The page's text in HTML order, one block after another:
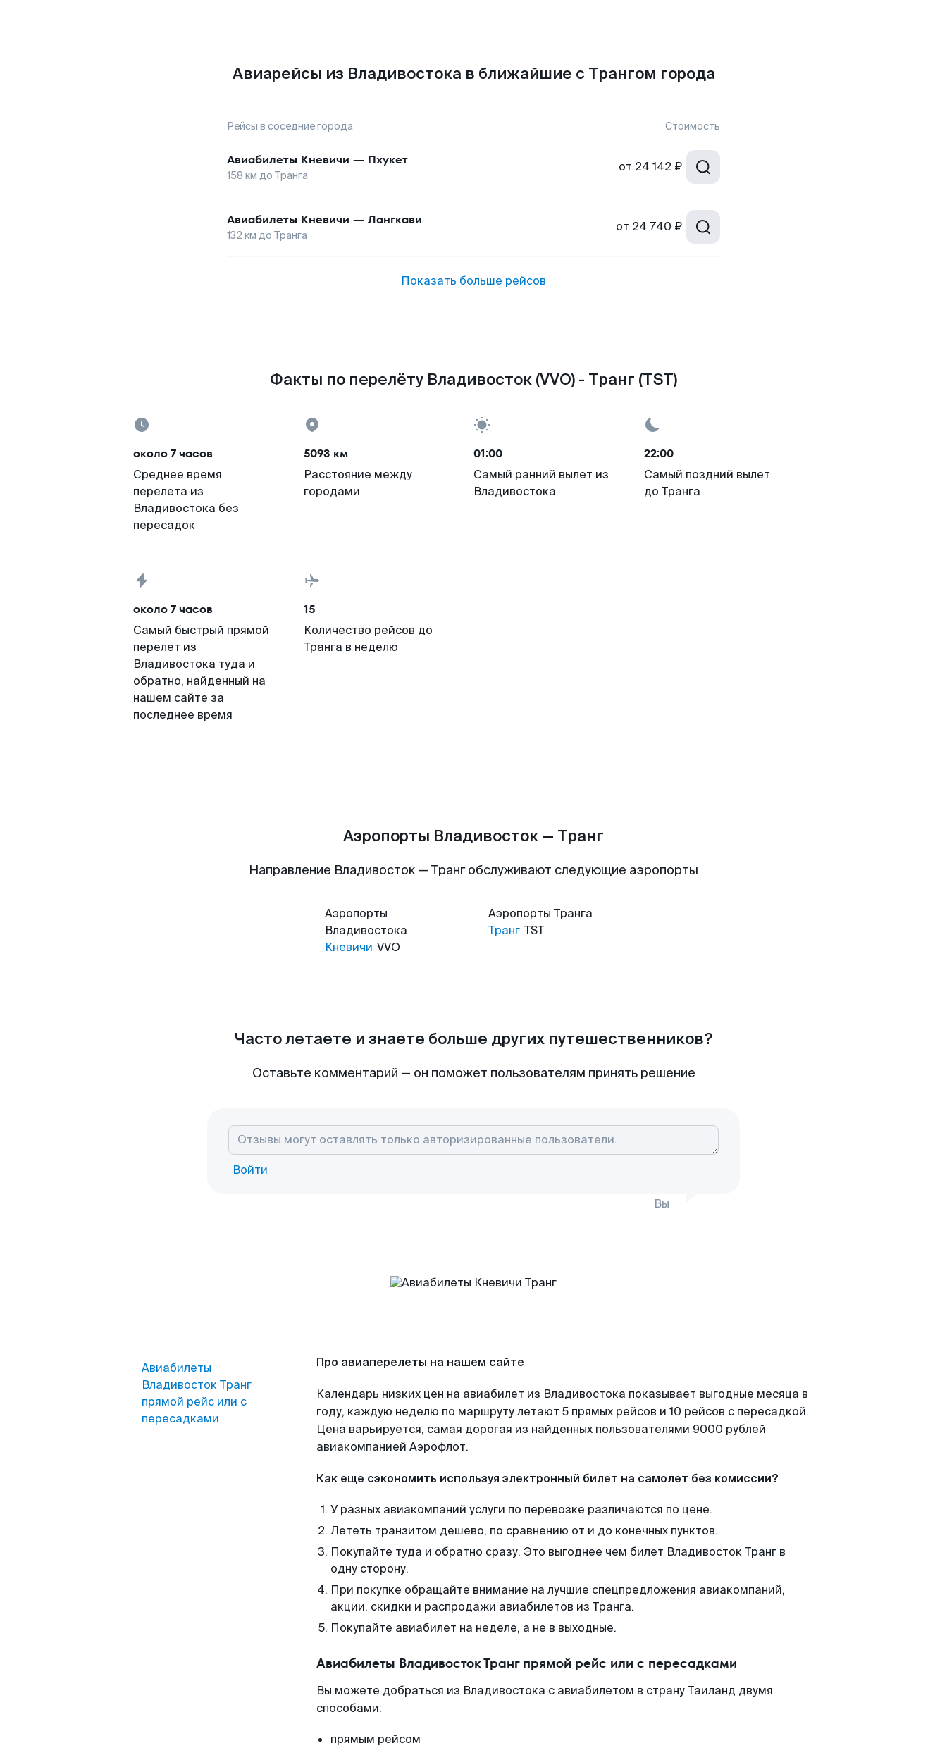
Авиарейсы из Владивостока в ближайшие с Трангом города
Рейсы в соседние города Стоимость
Авиабилеты Кневичи — Пхукет
158 км до Транга
от 24 142 ₽
Авиабилеты Кневичи — Лангкави
132 км до Транга
от 24 740 ₽
Показать больше рейсов
Факты по перелёту Владивосток (VVO) - Транг (TST)
около 7 часов
Среднее время
перелета из
Владивостока без
пересадок
5093 км
Расстояние между
городами
01:00
Самый ранний вылет из
Владивостока
22:00
Самый поздний вылет
до Транга
около 7 часов
Самый быстрый прямой
перелет из
Владивостока туда и
обратно, найденный на
нашем сайте за
последнее время
15
Количество рейсов до
Транга в неделю
Аэропорты Владивосток — Транг
Направление Владивосток — Транг обслуживают следующие аэропорты
Аэропорты
Владивостока
Кневичи VVO
Аэропорты Транга
Транг TST
Часто летаете и знаете больше других путешественников?
Оставьте комментарий — он поможет пользователям принять решение
Войти
Вы
Авиабилеты
Владивосток Транг
прямой рейс или с
пересадками
Про авиаперелеты на нашем сайте
Календарь низких цен на авиабилет из Владивостока показывает выгодные месяца в
году, каждую неделю по маршруту летают 5 прямых рейсов и 10 рейсов с пересадкой.
Цена варьируется, самая дорогая из найденных пользователями 9000 рублей
авиакомпанией Аэрофлот.
Как еще сэкономить используя электронный билет на самолет без комиссии?
У разных авиакомпаний услуги по перевозке различаются по цене.
Лететь транзитом дешево, по сравнению от и до конечных пунктов.
Покупайте туда и обратно сразу. Это выгоднее чем билет Владивосток Транг в
одну сторону.
При покупке обращайте внимание на лучшие спецпредложения авиакомпаний,
акции, скидки и распродажи авиабилетов из Транга.
Покупайте авиабилет на неделе, а не в выходные.
Авиабилеты Владивосток Транг прямой рейс или с пересадками
Вы можете добраться из Владивостока с авиабилетом в страну Таиланд двумя
способами:
прямым рейсом